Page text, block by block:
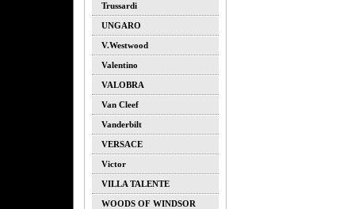
Trussardi
UNGARO
V.westwood
Valentino
VALOBRA
Van Cleef
Vanderbilt
VERSACE
Victor
VILLA TALENTE
WOODS OF WINDSOR